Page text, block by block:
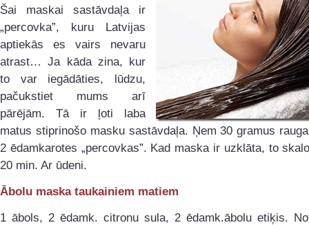
Šai maskai sastāvdaļa ir
„percovka”, kuru Latvijas
aptiekās es vairs nevaru
atrast… Ja kāda zina, kur
to var iegādāties, lūdzu,
pačukstiet mums arī
pārējām. Tā ir ļoti laba
matus stiprinošo masku sastāvdaļa. Ņem 30 gramus
2 ēdamkarotes „percovkas”. Kad maska ir uzklāta, to
20 min. Ar ūdeni.
Ābolu maska taukainiem matiem
1 ābols, 2 ēdamk. citronu sula, 2 ēdamk.ābolu etiķis.